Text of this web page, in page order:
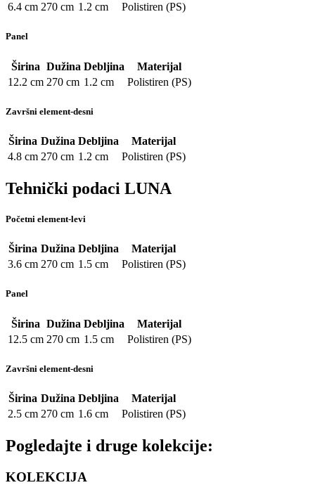
6.4 cm 270 cm 1.2 cm Polistiren (PS)
Panel
Širina Dužina Debljina
Materijal
12.2 cm 270 cm 1.2 cm Polistiren (PS)
Završni element-desni
Širina Dužina Debljina
Materijal
4.8 cm 270 cm 1.2 cm Polistiren (PS)
Tehnički podaci LUNA
Početni element-levi
Širina Dužina Debljina
Materijal
3.6 cm 270 cm 1.5 cm Polistiren (PS)
Panel
Širina Dužina Debljina
Materijal
12.5 cm 270 cm 1.5 cm Polistiren (PS)
Završni element-desni
Širina Dužina Debljina
Materijal
2.5 cm 270 cm 1.6 cm Polistiren (PS)
Pogledajte i druge kolekcije:
KOLEKCIJA